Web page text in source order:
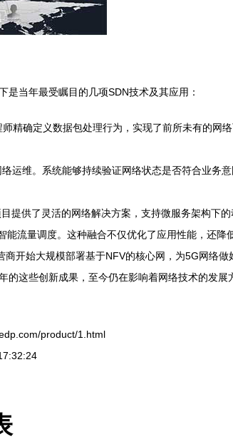
当年最受瞩目的几项SDN技术及其应用：
精确定义数据包处理行为，实现了前所未有的网
运维。系统能够持续验证网络状态是否符合业务
供了灵活的网络解决方案，支持微服务架构下的
流量调度。这种融合不仅优化了应用性能，还降
开始大规模部署基于NFV的核心网，为5G网络做
这些创新成果，至今仍在影响着网络技术的发展
product/1.html